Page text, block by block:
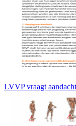
LVVP vraagt